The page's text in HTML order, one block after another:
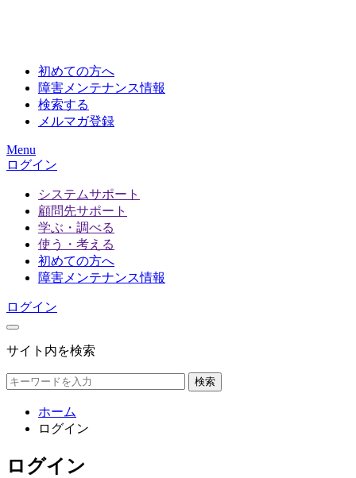
初めての方へ
障害メンテナンス情報
検索する
メルマガ登録
Menu
ログイン
システムサポート
顧問先サポート
学ぶ・調べる
使う・考える
初めての方へ
障害メンテナンス情報
ログイン
サイト内を検索
検索
ホーム
ログイン
ログイン